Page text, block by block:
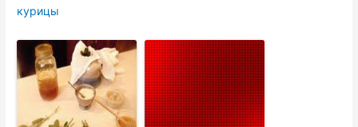
курицы